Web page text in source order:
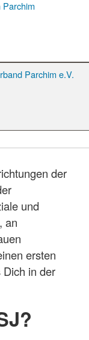
Parchim e.V.
der
und
an
ersten
in der